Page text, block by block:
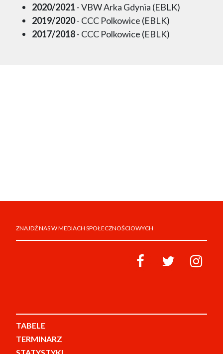
2020/2021 - VBW Arka Gdynia (EBLK)
2019/2020- CCC Polkowice (EBLK)
2017/2018- CCC Polkowice (EBLK)
ZNAJDŹ NAS W MEDIACH SPOŁECZNOŚCIOWYCH
TABELE
TERMINARZ